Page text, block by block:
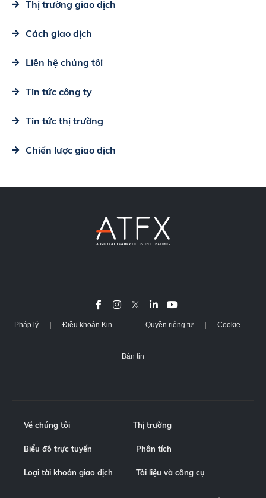
Thị trường giao dịch
Cách giao dịch
Liên hệ chúng tôi
Tin tức công ty
Tin tức thị trường
Chiến lược giao dịch
Pháp lý Quyền riêng tư Cookie
Bản tin
Về chúng tôi Thị trường
Biểu đồ trực tuyến Phân tích
Loại tài khoản giao dịch Tài liệu và công cụ